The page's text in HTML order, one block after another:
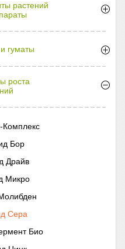
растений
гуматы
роста
Бор
Драйв
Микро
Сера
Био